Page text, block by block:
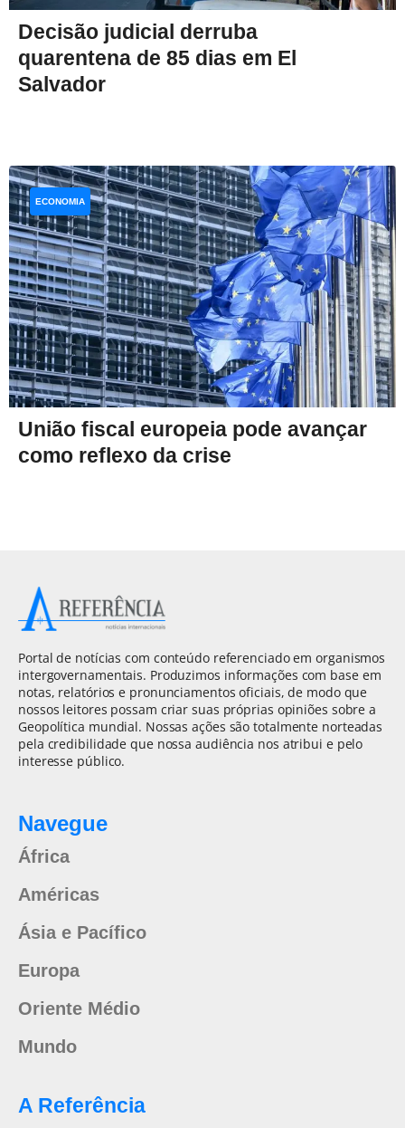
Decisão judicial derruba
quarentena de 85 dias em El
Salvador
União fiscal europeia pode avançar
como reflexo da crise
ECONOMIA
Portal de notícias com conteúdo referenciado em organismos
intergovernamentais. Produzimos informações com base em
notas, relatórios e pronunciamentos oficiais, de modo que
nossos leitores possam criar suas próprias opiniões sobre a
Geopolítica mundial. Nossas ações são totalmente norteadas
pela credibilidade que nossa audiência nos atribui e pelo
interesse público.
Navegue
África
Américas
Ásia e Pacífico
Europa
Oriente Médio
Mundo
A Referência